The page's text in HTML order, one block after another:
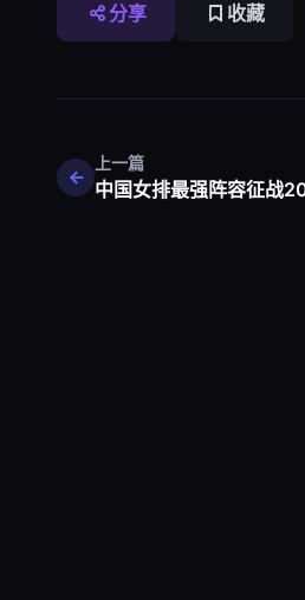
分享 收藏
上一篇
中国女排最强阵容征战